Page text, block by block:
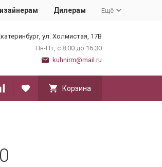
Дилерам Ещё
ул. Холмистая, 17В
Пн-Пт, с 8:00 до 16:30
kuhnirm@mail.ru
Корзина